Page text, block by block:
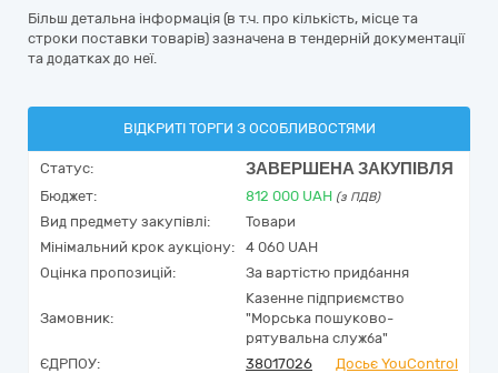
Більш детальна інформація (в т.ч. про кількість, місце та
строки поставки товарів) зазначена в тендерній документації
та додатках до неї.
ВІДКРИТІ ТОРГИ З ОСОБЛИВОСТЯМИ
Статус: ЗАВЕРШЕНА ЗАКУПІВЛЯ
Бюджет: 812 000 UAH (з ПДВ)
Вид предмету закупівлі:
Товари
Мінімальний крок аукціону:
4 060 UAH
Оцінка пропозицій:
За вартістю придбання
Замовник:
Казенне підприємство
"Морська пошуково-
рятувальна служба"
ЄДРПОУ:
38017026
Досьє YouControl